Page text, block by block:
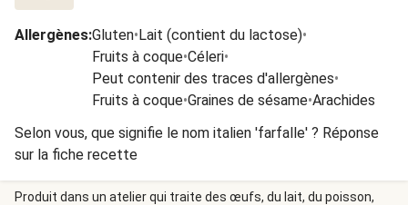
Allergènes:Gluten•Lait (contient du lactose)•
Fruits à coque•Céleri•
Peut contenir des traces d'allergènes•
Fruits à coque•Graines de sésame•Arachides
Selon vous, que signifie le nom italien 'farfalle' ? Réponse
sur la fiche recette
Produit dans un atelier qui traite des œufs, du lait, du poisson,